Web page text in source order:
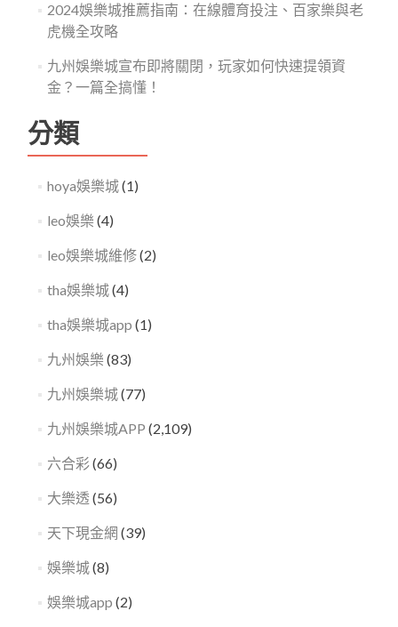
2024娛樂城推薦指南：在線體育投注、百家樂與老
虎機全攻略
九州娛樂城宣布即將關閉，玩家如何快速提領資
金？一篇全搞懂！
分類
hoya娛樂城(1)
leo娛樂 (4)
leo娛樂城維修(2)
tha娛樂城(4)
tha娛樂城app (1)
九州娛樂 (83)
九州娛樂城(77)
九州娛樂城APP (2,109)
六合彩(66)
大樂透 (56)
天下現金網 (39)
娛樂城(8)
娛樂城app (2)